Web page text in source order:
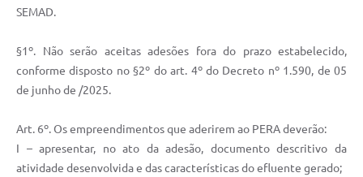
SEMAD.
§1º. Não serão aceitas adesões fora do prazo estabelecido,
conforme disposto no §2º do art. 4º do Decreto nº 1.590, de 05
de junho de /2025.
Art. 6º. Os empreendimentos que aderirem ao PERA deverão:
I – apresentar, no ato da adesão, documento descritivo da
atividade desenvolvida e das características do efluente gerado;